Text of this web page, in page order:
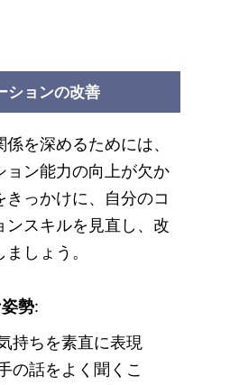
ションの改善
を深めるためには、
ョン能力の向上が欠か
きっかけに、自分のコ
ンスキルを見直し、改
しょう。
勢:
持ちを素直に表現
の話をよく聞くこ